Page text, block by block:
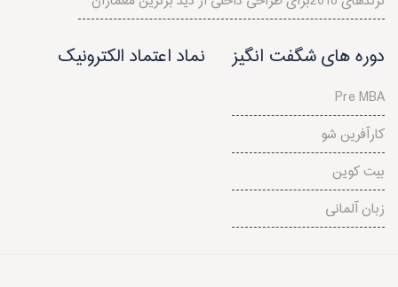
دوره های شگفت انگیز
Pre MBA
کارآفرین شو
بیت کوین
زبان آلمانی
نماد اعتماد الکترونیک